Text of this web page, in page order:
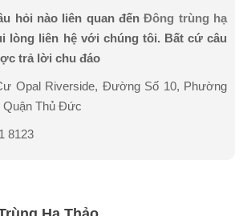
hỏi nào liên quan đếnĐông trùng hạ
lòng liên hệ với chúng tôi. Bất cứ câu
trả lời chu đáo
Opal Riverside, Đường Số 10, Phường
Quận Thủ Đức
8123